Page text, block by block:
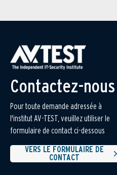
Contactez-nous
Pour toute demande adressée à
l'institut AV-TEST, veuillez utiliser le
formulaire de contact ci-dessous
VERS LE FORMULAIRE DE
CONTACT